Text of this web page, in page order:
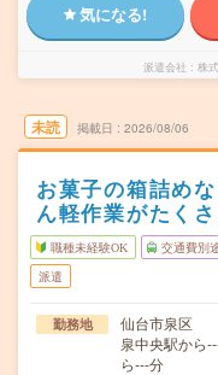
気になる!
派遣会社 株
未読 掲載日 2026/08/06
お菓子の箱詰め
ん軽作業がたくさ
職種未経験OK 交通費別
派遣
勤務地
仙台市泉区
泉中央駅から
ら---分